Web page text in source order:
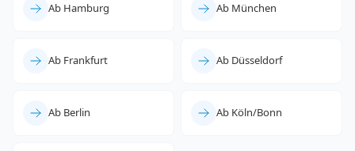
Ab Hamburg Ab München
Ab Frankfurt Ab Düsseldorf
Ab Berlin Ab Köln/Bonn